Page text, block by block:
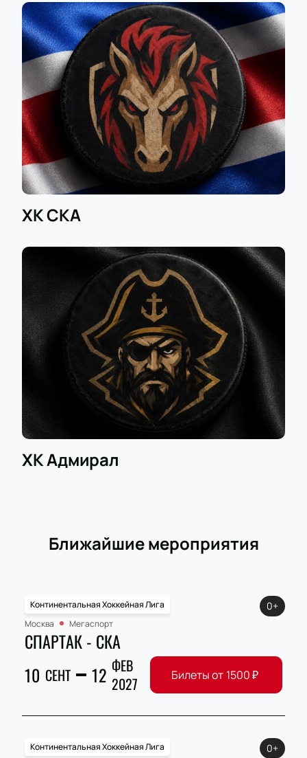
ХК СКА
ХК Адмирал
Ближайшие мероприятия
Континентальная Хоккейная Лига
Москва
Мегаспорт
СПАРТАК - СКА
10 СЕНТ 12 ФЕВ
2027
0+
Билеты от 1500₽
Континентальная Хоккейная Лига
0+